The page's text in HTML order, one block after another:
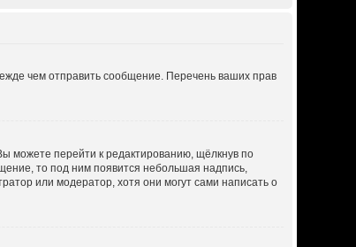
чем отправить сообщение. Перечень ваших прав
можете перейти к редактированию, щёлкнув по
то под ним появится небольшая надпись,
или модератор, хотя они могут сами написать о